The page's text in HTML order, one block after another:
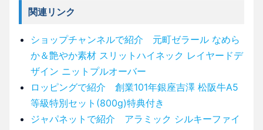
関連リンク
ショップチャンネルで紹介 元町ゼラール なめら
か＆艶やか素材 スリットハイネック レイヤードデ
ザイン ニットプルオーバー
ロッピングで紹介 創業101年銀座吉澤 松阪牛A5
等級特別セット(800g)特典付き
ジャパネットで紹介 アラミック シルキーファイ